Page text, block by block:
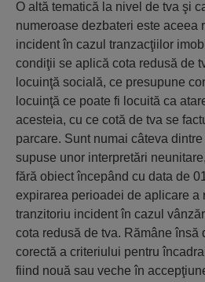
O altă tematică la nivel de tva şi
numeroase dezbateri este aceea
incident în cazul tranzacţiilor
condiţii se aplică cota redusă de
locuinţă socială, ce presupune
locuinţă ce poate fi locuită ca
acesteia, cu ce cotă de tva se
parcare. Sunt numai câteva
supuse unor interpretări
fără obiect începând cu data de
expirarea perioadei de aplicare a
tranzitoriu incident în cazul
cota redusă de tva. Rămâne însă
corectă a criteriului pentru
fiind nouă sau veche în